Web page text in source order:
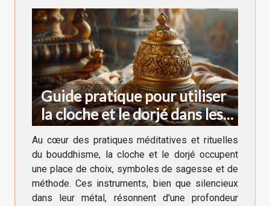
Guide pratique pour utiliser
la cloche et le dorjé dans les
rituels bouddhistes
Au cœur des pratiques méditatives et rituelles
du bouddhisme, la cloche et le dorjé occupent
une place de choix, symboles de sagesse et de
méthode. Ces instruments, bien que silencieux
dans leur métal, résonnent d'une profondeur